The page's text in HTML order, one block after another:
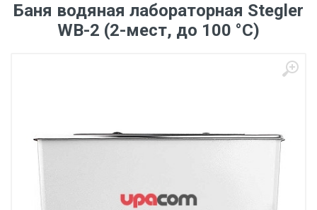
Баня водяная лабораторная Stegler
WB-2 (2-мест, до 100 °С)